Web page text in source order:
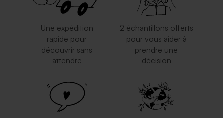
Une expédition
rapide pour
découvrir sans
attendre
2 échantillons offerts
pour vous aider à
prendre une
décision